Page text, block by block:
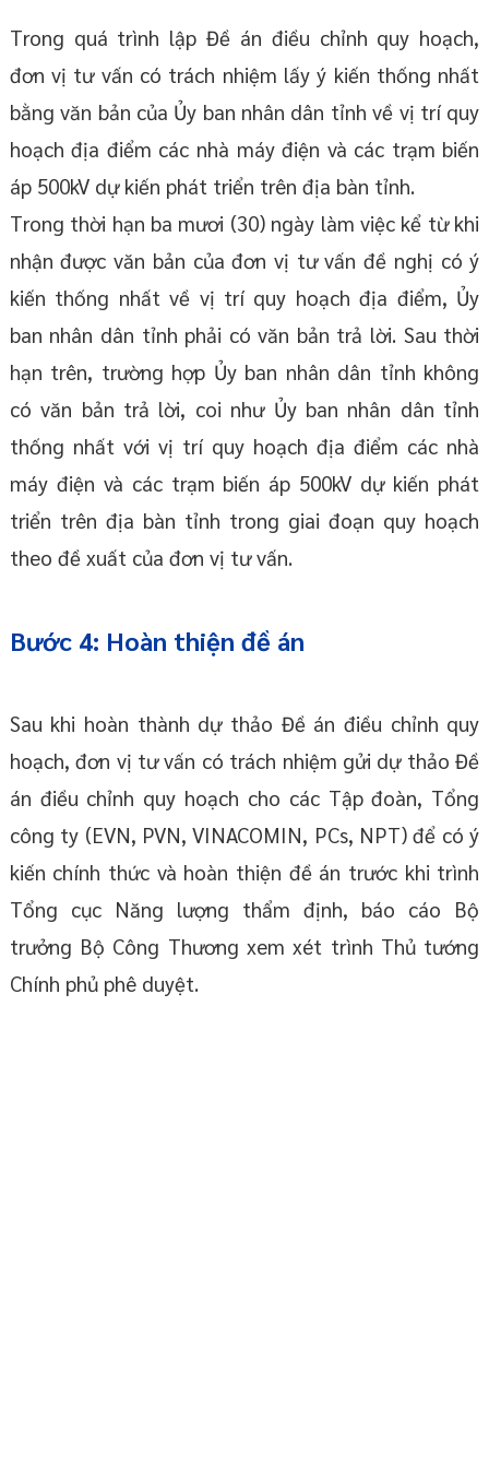
Trong quá trình lập Đề án điều chỉnh quy hoạch,
đơn vị tư vấn có trách nhiệm lấy ý kiến thống nhất
bằng văn bản của Ủy ban nhân dân tỉnh về vị trí quy
hoạch địa điểm các nhà máy điện và các trạm biến
áp 500kV dự kiến phát triển trên địa bàn tỉnh.
Trong thời hạn ba mươi (30) ngày làm việc kể từ khi
nhận được văn bản của đơn vị tư vấn đề nghị có ý
kiến thống nhất về vị trí quy hoạch địa điểm, Ủy
ban nhân dân tỉnh phải có văn bản trả lời. Sau thời
hạn trên, trường hợp Ủy ban nhân dân tỉnh không
có văn bản trả lời, coi như Ủy ban nhân dân tỉnh
thống nhất với vị trí quy hoạch địa điểm các nhà
máy điện và các trạm biến áp 500kV dự kiến phát
triển trên địa bàn tỉnh trong giai đoạn quy hoạch
theo đề xuất của đơn vị tư vấn.
Bước 4: Hoàn thiện đề án
Sau khi hoàn thành dự thảo Đề án điều chỉnh quy
hoạch, đơn vị tư vấn có trách nhiệm gửi dự thảo Đề
án điều chỉnh quy hoạch cho các Tập đoàn, Tổng
công ty (EVN, PVN, VINACOMIN, PCs, NPT) để có ý
kiến chính thức và hoàn thiện đề án trước khi trình
Tổng cục Năng lượng thẩm định, báo cáo Bộ
trưởng Bộ Công Thương xem xét trình Thủ tướng
Chính phủ phê duyệt.